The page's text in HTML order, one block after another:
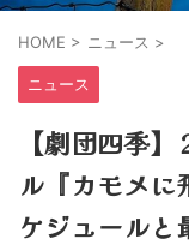
HOME > ニュース >
ニュース
【劇団四季
ル『カモメに
ケジュールと